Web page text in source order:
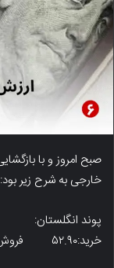
صبح امروز و با
خارجی به شرح زیر بود:
پوند انگلستان:
خرید:۵۲.۹۰ فروش:۵۳.۶۰